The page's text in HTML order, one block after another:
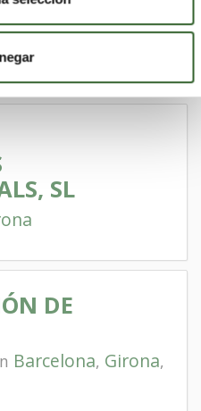
SL
DE
Barcelona, Girona,